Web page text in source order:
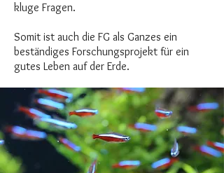
kluge Fragen.
Somit ist auch die FG als Ganzes ein
beständiges Forschungsprojekt für ein
gutes Leben auf der Erde.